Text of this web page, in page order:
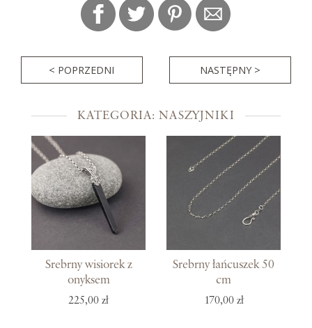
< POPRZEDNI NASTĘPNY >
KATEGORIA: NASZYJNIKI
Srebrny wisiorek z
onyksem
225,00 zł
Srebrny łańcuszek 50
cm
170,00 zł